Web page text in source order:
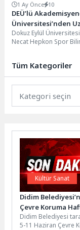
1 Ay Önce 10
DEÜ’lü
Üniversitesi’nden
Sertifikası
Dokuz Eylül
Necat Hepkon Spor
Tüm Kategoriler
Kültür Sanat
Didim
Çevre Koruma
Etkinlikleri
Didim Belediyesi
5-11 Haziran Çevre